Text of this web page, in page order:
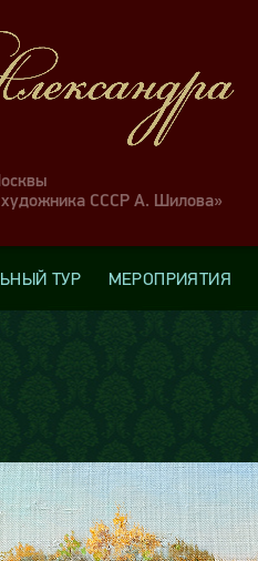
художника СССР А. Шилова»
ТУР МЕРОПРИЯТИЯ